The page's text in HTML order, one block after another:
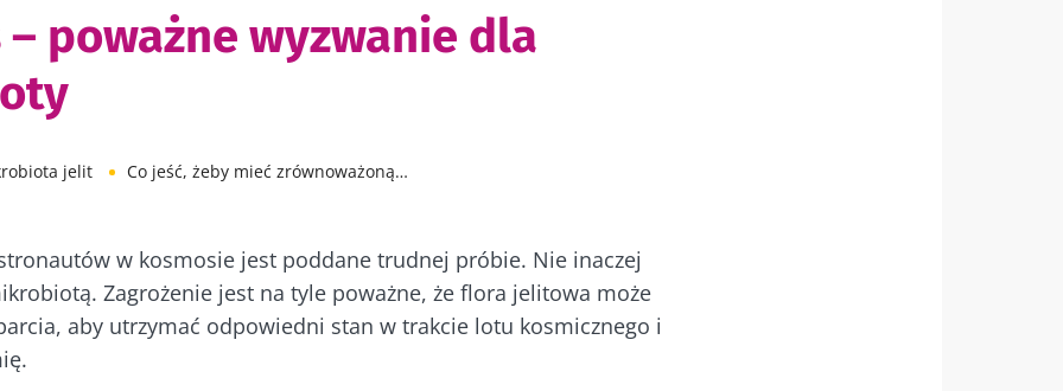
– poważne wyzwanie dla
jelit Co jeść, żeby mieć zrównoważoną mikrobiotę?
w kosmosie jest poddane trudnej próbie. Nie inaczej
Zagrożenie jest na tyle poważne, że flora jelitowa może
aby utrzymać odpowiedni stan w trakcie lotu kosmicznego i